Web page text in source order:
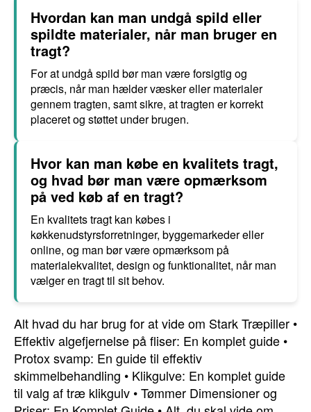
Hvordan kan man undgå spild eller
spildte materialer, når man bruger en
tragt?
For at undgå spild bør man være forsigtig og
præcis, når man hælder væsker eller materialer
gennem tragten, samt sikre, at tragten er korrekt
placeret og støttet under brugen.
Hvor kan man købe en kvalitets tragt,
og hvad bør man være opmærksom
på ved køb af en tragt?
En kvalitets tragt kan købes i
køkkenudstyrsforretninger, byggemarkeder eller
online, og man bør være opmærksom på
materialekvalitet, design og funktionalitet, når man
vælger en tragt til sit behov.
Alt hvad du har brug for at vide om Stark Træpiller •
Effektiv algefjernelse på fliser: En komplet guide •
Protox svamp: En guide til effektiv
skimmelbehandling • Klikgulve: En komplet guide
til valg af træ klikgulv •Tømmer Dimensioner og